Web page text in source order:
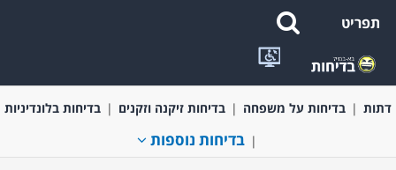
תפריט
בדיחות קצרות ומשפטים מצחיקים
דתות
בדיחות על משפחה בדיחות זיקנה וזקנים בדיחות בלונדיניות
בדיחות נוספות